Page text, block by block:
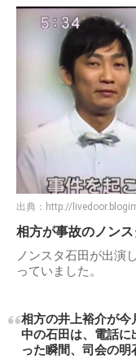
出典： http://
相方が事故のノン
ノンスタ石田が出演
っていました。
相方の井上裕介が今
中の石田は、電話
った瞬間、司会の明